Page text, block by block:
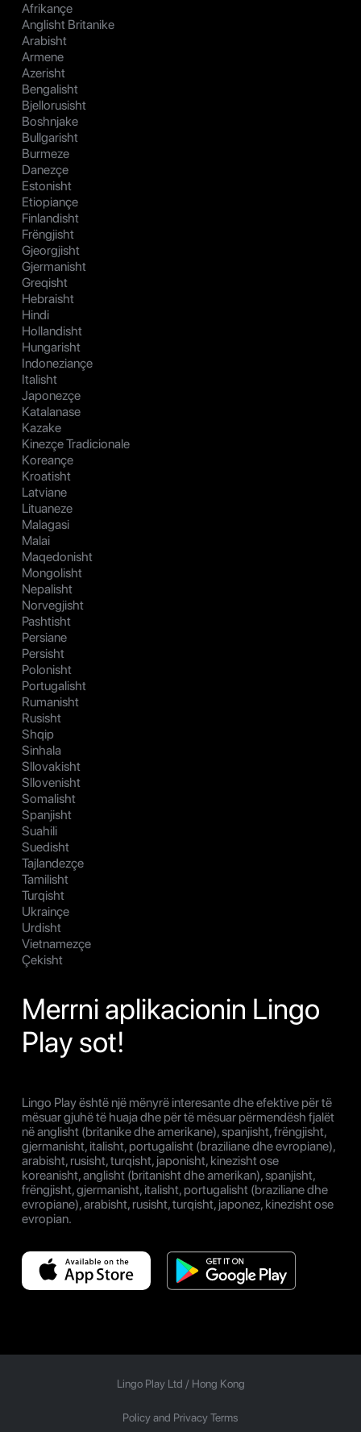
Afrikançe
Anglisht Britanike
Arabisht
Armene
Azerisht
Bengalisht
Bjellorusisht
Boshnjake
Bullgarisht
Burmeze
Danezçe
Estonisht
Etiopiançe
Finlandisht
Frëngjisht
Gjeorgjisht
Gjermanisht
Greqisht
Hebraisht
Hindi
Hollandisht
Hungarisht
Indoneziançe
Italisht
Japonezçe
Katalanase
Kazake
Kinezçe Tradicionale
Koreançe
Kroatisht
Latviane
Lituaneze
Malagasi
Malai
Maqedonisht
Mongolisht
Nepalisht
Norvegjisht
Pashtisht
Persiane
Persisht
Polonisht
Portugalisht
Rumanisht
Rusisht
Shqip
Sinhala
Sllovakisht
Sllovenisht
Somalisht
Spanjisht
Suahili
Suedisht
Tajlandezçe
Tamilisht
Turqisht
Ukrainçe
Urdisht
Vietnamezçe
Çekisht
Merrni aplikacionin Lingo
Play sot!
Lingo Play është një mënyrë interesante dhe efektive për të
mësuar gjuhë të huaja dhe për të mësuar përmendësh fjalët
në anglisht (britanike dhe amerikane), spanjisht, frëngjisht,
gjermanisht, italisht, portugalisht (braziliane dhe evropiane),
arabisht, rusisht, turqisht, japonisht, kinezisht ose
koreanisht, anglisht (britanisht dhe amerikan), spanjisht,
frëngjisht, gjermanisht, italisht, portugalisht (braziliane dhe
evropiane), arabisht, rusisht, turqisht, japonez, kinezisht ose
evropian.
Lingo Play Ltd / Hong Kong
Policy and Privacy Terms